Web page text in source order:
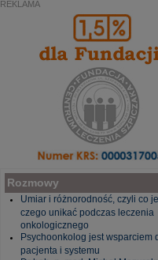
REKLAMA
Rozmowy
Umiar i różnorodność, czyli co
czego unikać podczas leczenia
onkologicznego
Psychoonkolog jest wsparciem
pacjenta i systemu